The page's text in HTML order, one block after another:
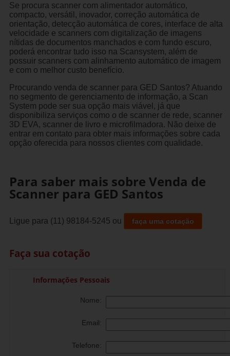
Se procura scanner com alimentador automático,
compacto, versátil, inovador, correção automática de
orientação, detecção automática de cores, interface de alta
velocidade e scanners com digitalização de imagens
nítidas de documentos manchados e com fundo escuro,
poderá encontrar tudo isso na Scansystem, além de
possuir scanners com alinhamento automático de imagem
e com o melhor custo benefício.
Procurando venda de scanner para GED Santos? Atuando
no segmento de gerenciamento de informação, a Scan
System pode ser sua opção mais viável, já que
disponibiliza serviços como o de scanner de rede, scanner
3D EVA, scanner de livro e microfilmadora. Não deixe de
entrar em contato para obter mais informações sobre cada
opção oferecida para nossos clientes com qualidade.
Para saber mais sobre Venda de
Scanner para GED Santos
Ligue para (11) 98184-5245 ou faça uma cotação
Faça sua cotação
Informações Pessoais
Nome:
Email:
Telefone: